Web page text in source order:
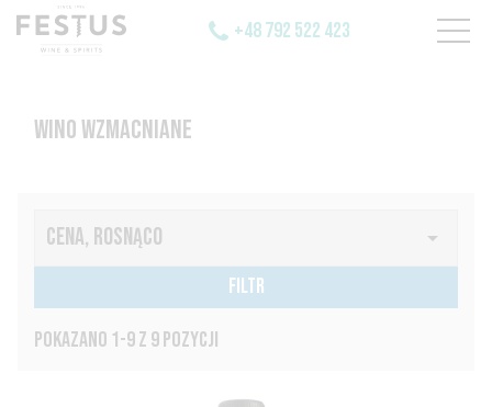
+48 792 522 423
WINO WZMACNIANE
CENA, ROSNĄCO 
FILTR
POKAZANO 1-9 Z 9 POZYCJI